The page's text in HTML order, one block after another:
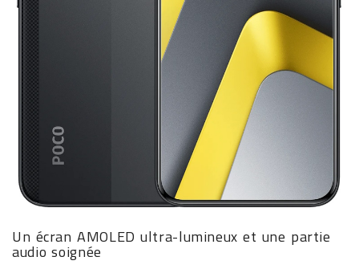
Un écran AMOLED ultra-lumineux et une partie
audio soignée